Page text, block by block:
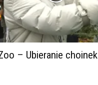
– Ubieranie choinek